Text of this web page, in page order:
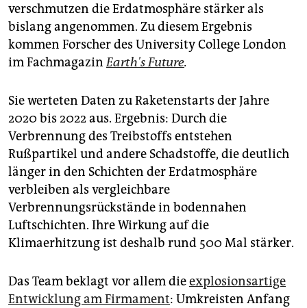
verschmutzen die Erdatmosphäre stärker als
bislang angenommen. Zu diesem Ergebnis
kommen Forscher des University College London
im FachmagazinEarth's Future.
Sie werteten Daten zu Raketenstarts der Jahre
2020 bis 2022 aus. Ergebnis: Durch die
Verbrennung des Treibstoffs entstehen
Rußpartikel und andere Schadstoffe, die deutlich
länger in den Schichten der Erdatmosphäre
verbleiben als vergleichbare
Verbrennungsrückstände in bodennahen
Luftschichten. Ihre Wirkung auf die
Klimaerhitzung ist deshalb rund 500 Mal stärker.
Das Team beklagt vor allem dieexplosionsartige
Entwicklung am Firmament: Umkreisten Anfang